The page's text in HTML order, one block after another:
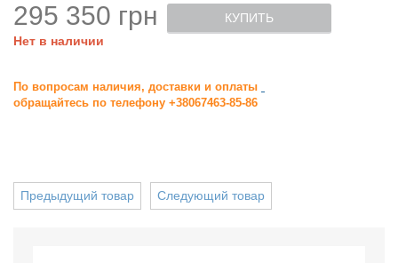
295 350 грн
Нет в наличии
КУПИТЬ
По вопросам наличия, доставки и оплаты
обращайтесь по телефону +38067463-85-86
Следующий товар
Предыдущий товар